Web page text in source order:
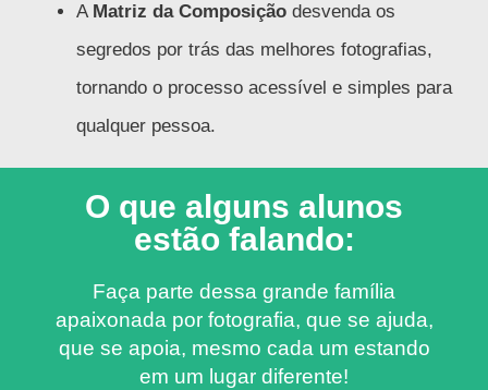
A Matriz da Composição desvenda os
segredos por trás das melhores fotografias,
tornando o processo acessível e simples para
qualquer pessoa.
O que alguns alunos
estão falando:
Faça parte dessa grande família
apaixonada por fotografia, que se ajuda,
que se apoia, mesmo cada um estando
em um lugar diferente!